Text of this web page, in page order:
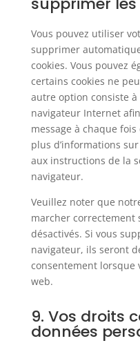
Vous pouvez utiliser
supprimer
cookies. Vous pouvez
certains cookies ne
autre option consiste
navigateur Internet
message à chaque fois
plus d’informations
aux instructions de la
navigateur.
Veuillez noter que
marcher correctement
désactivés. Si vous
navigateur, ils seront
consentement lorsque
web.
9. Vos droits
données